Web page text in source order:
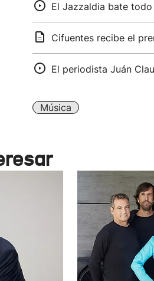
El Jazzaldia bate
Cifuentes recibe el
El periodista Juán
Música